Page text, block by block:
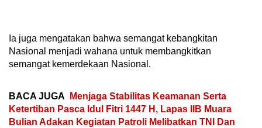
Ia juga mengatakan bahwa semangat kebangkitan
Nasional menjadi wahana untuk membangkitkan
semangat kemerdekaan Nasional.
BACA JUGA
Menjaga Stabilitas Keamanan Serta
Ketertiban Pasca Idul Fitri 1447 H, Lapas IIB Muara
Bulian Adakan Kegiatan Patroli Melibatkan TNI Dan